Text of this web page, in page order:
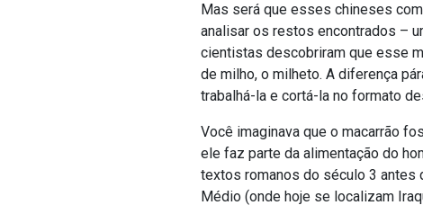
Mas será que esses chineses
analisar os restos encontrados –
cientistas descobriram que esse
de milho, o milheto. A diferença
trabalhá-la e cortá-la no formato
Você imaginava que o macarrão
ele faz parte da alimentação do
textos romanos do século 3
Médio (onde hoje se localizam